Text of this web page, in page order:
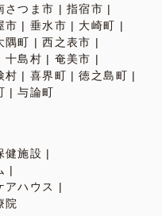
さつま市
指宿市
市 垂水市
大崎町
隅町
西之表市
十島村
奄美市
村 喜界町
徳之島町
与論町
健施設
アハウス
院